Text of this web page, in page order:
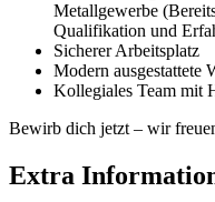
Metallgewerbe
Qualifikation und
Sicherer Arbeitsplatz
Modern ausgestattete
Kollegiales Team mit
Bewirb dich jetzt – wir
Extra